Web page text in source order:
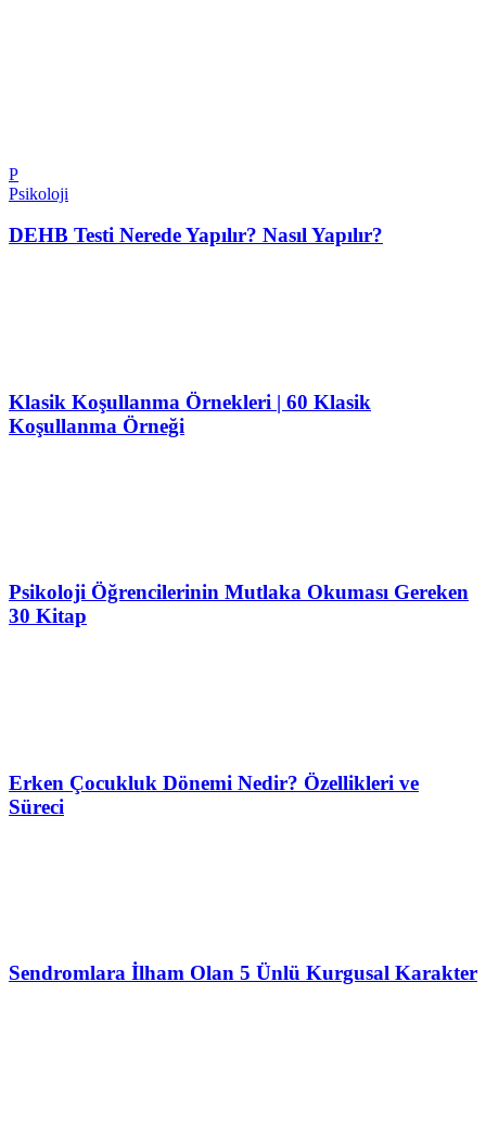
P
Psikoloji
DEHB Testi Nerede Yapılır? Nasıl Yapılır?
Klasik Koşullanma Örnekleri | 60 Klasik
Koşullanma Örneği
Psikoloji Öğrencilerinin Mutlaka Okuması Gereken
30 Kitap
Erken Çocukluk Dönemi Nedir? Özellikleri ve
Süreci
Sendromlara İlham Olan 5 Ünlü Kurgusal Karakter